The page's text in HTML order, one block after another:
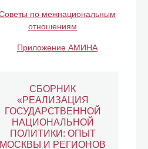
СБОРНИК
«РЕАЛИЗАЦИЯ
ГОСУДАРСТВЕННОЙ
НАЦИОНАЛЬНОЙ
ПОЛИТИКИ: ОПЫТ
МОСКВЫ И РЕГИОНОВ